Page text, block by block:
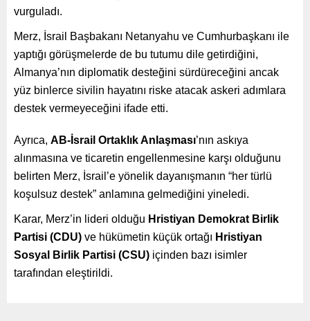
vurguladı.
Merz, İsrail Başbakanı Netanyahu ve Cumhurbaşkanı ile
yaptığı görüşmelerde de bu tutumu dile getirdiğini,
Almanya’nın diplomatik desteğini sürdüreceğini ancak
yüz binlerce sivilin hayatını riske atacak askeri adımlara
destek vermeyeceğini ifade etti.
Ayrıca, AB-İsrail Ortaklık Anlaşması’nın askıya
alınmasına ve ticaretin engellenmesine karşı olduğunu
belirten Merz, İsrail’e yönelik dayanışmanın “her türlü
koşulsuz destek” anlamına gelmediğini yineledi.
Karar, Merz’in lideri olduğu Hristiyan Demokrat Birlik
Partisi (CDU) ve hükümetin küçük ortağı Hristiyan
Sosyal Birlik Partisi (CSU) içinden bazı isimler
tarafından eleştirildi.